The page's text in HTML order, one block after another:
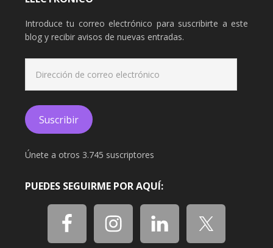
Introduce tu correo electrónico para suscribirte a este
blog y recibir avisos de nuevas entradas.
correo
electrónico
Suscribir
Únete a otros 3.745 suscriptores
PUEDES SEGUIRME POR AQUÍ: